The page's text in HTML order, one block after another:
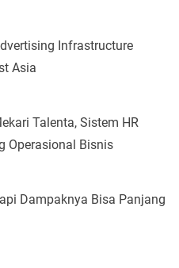
Infrastructure
Asia
Talenta, Sistem HR
Operasional Bisnis
Dampaknya Bisa Panjang